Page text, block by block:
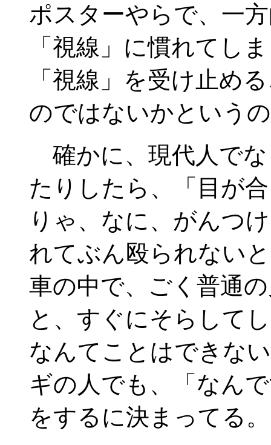
ポスターやらで、一
「視線」に慣れてし
「視線」を受け止め
のではないかという
確かに、現代人で
たりしたら、「目が
りゃ、なに、がんつ
れてぶん殴られない
車の中で、ごく普通
と、すぐにそらして
なんてことはできな
ギの人でも、「なん
をするに決まってる。